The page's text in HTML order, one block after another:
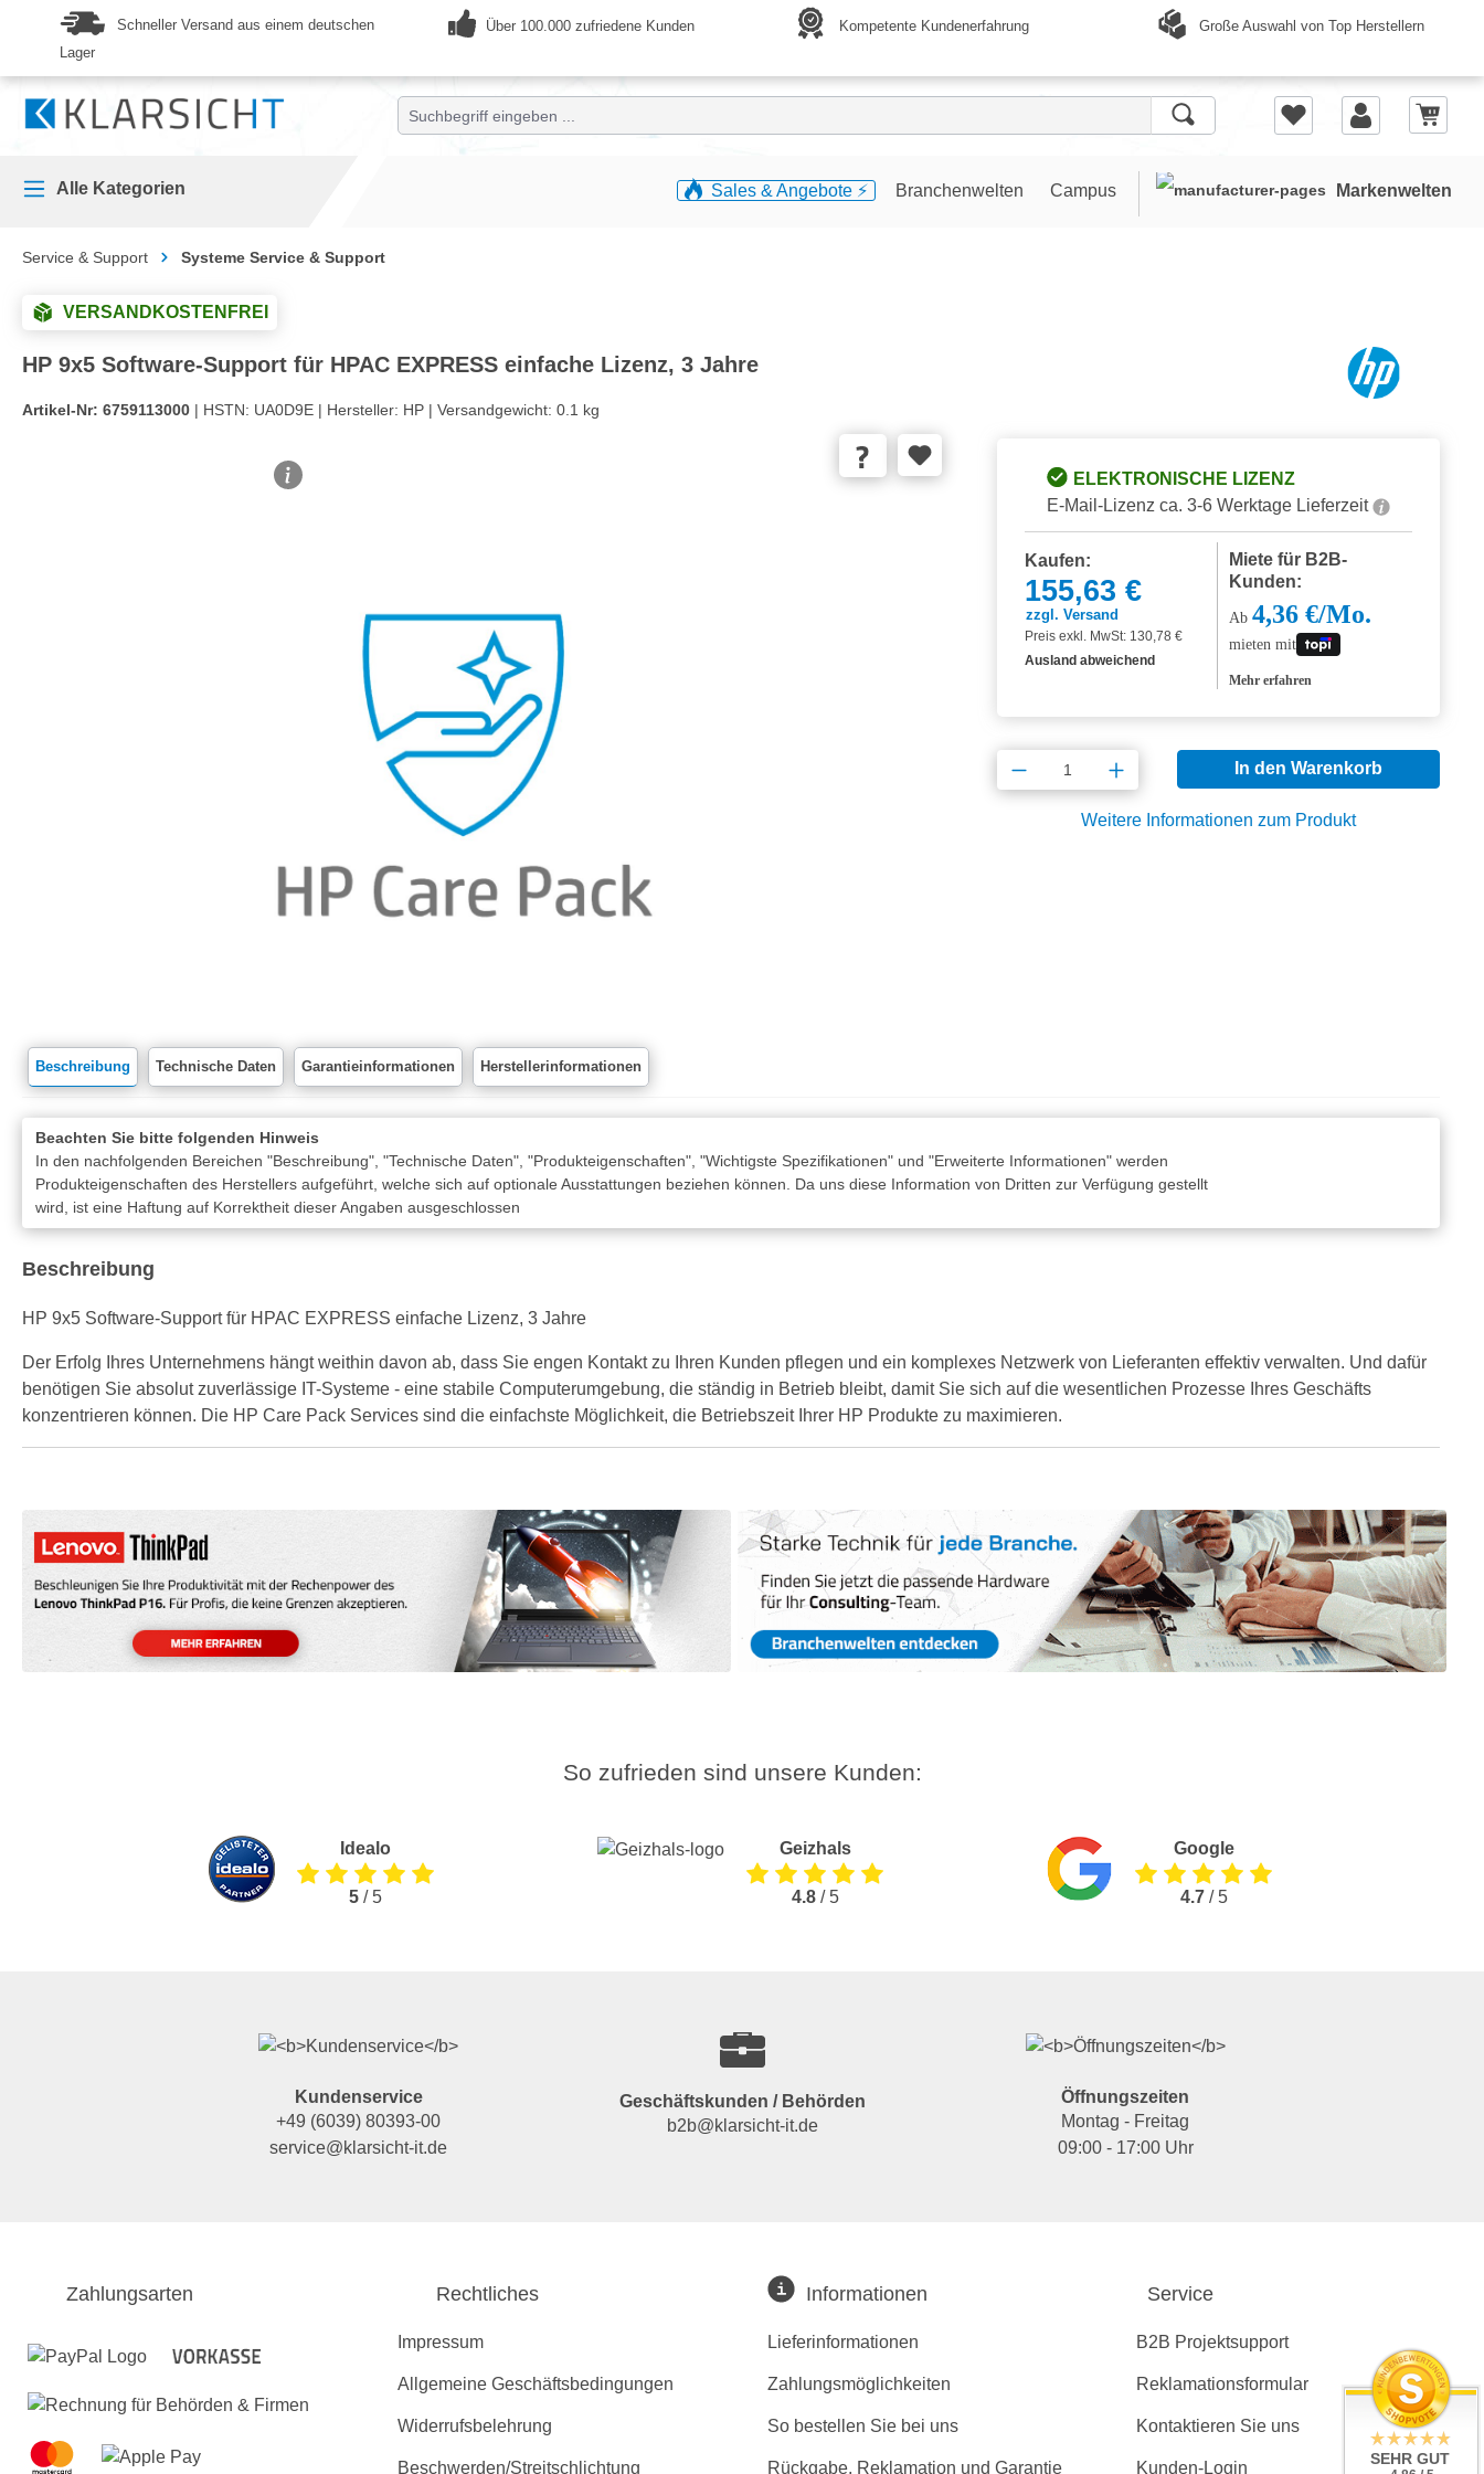
Zur Hauptnavigation springen
Schneller Versand aus einem deutschen
Lager
Über 100.000 zufriedene Kunden Kompetente Kundenerfahrung Große Auswahl von Top Herstellern
Alle Kategorien Sales & Angebote ⚡️ Branchenwelten Campus Markenwelten
Service & Support Systeme Service & Support
VERSANDKOSTENFREI
HP 9x5 Software-Support für HPAC EXPRESS einfache Lizenz, 3 Jahre
Artikel-Nr: 6759113000 | HSTN: UA0D9E | Hersteller: HP | Versandgewicht: 0.1 kg
ELEKTRONISCHE LIZENZ
E-Mail-Lizenz ca. 3-6 Werktage Lieferzeit
Kaufen:
155,63 €
zzgl. Versand
Preis exkl. MwSt: 130,78 €
Ausland abweichend
Miete für B2B-
Kunden:
Ab4,36 €/Mo.
mieten mit
Mehr erfahren
Produkt Anzahl: Gib den gewünschten
In den Warenkorb
Weitere Informationen zum Produkt
Beschreibung Technische Daten Garantieinformationen Herstellerinformationen
Beachten Sie bitte folgenden Hinweis
In den nachfolgenden Bereichen "Beschreibung", "Technische Daten", "Produkteigenschaften", "Wichtigste Spezifikationen" und "Erweiterte Informationen" werden
Produkteigenschaften des Herstellers aufgeführt, welche sich auf optionale Ausstattungen beziehen können. Da uns diese Information von Dritten zur Verfügung gestellt
wird, ist eine Haftung auf Korrektheit dieser Angaben ausgeschlossen
Beschreibung
HP 9x5 Software-Support für HPAC EXPRESS einfache Lizenz, 3 Jahre
Der Erfolg Ihres Unternehmens hängt weithin davon ab, dass Sie engen Kontakt zu Ihren Kunden pflegen und ein komplexes Netzwerk von Lieferanten effektiv verwalten. Und dafür
benötigen Sie absolut zuverlässige IT-Systeme - eine stabile Computerumgebung, die ständig in Betrieb bleibt, damit Sie sich auf die wesentlichen Prozesse Ihres Geschäfts
konzentrieren können. Die HP Care Pack Services sind die einfachste Möglichkeit, die Betriebszeit Ihrer HP Produkte zu maximieren.
So zufrieden sind unsere Kunden:
Idealo
5/ 5
Geizhals
4.8/ 5
Google
4.7/ 5
Kundenservice
+49 (6039) 80393-00
service@klarsicht-it.de
Geschäftskunden / Behörden
b2b@klarsicht-it.de
Öffnungszeiten
Montag - Freitag
09:00 - 17:00 Uhr
Zahlungsarten Rechtliches
Impressum
Allgemeine Geschäftsbedingungen
Widerrufsbelehrung
Beschwerden/Streitschlichtung
Informationen
Lieferinformationen
Zahlungsmöglichkeiten
So bestellen Sie bei uns
Rückgabe, Reklamation und Garantie
Service
B2B Projektsupport
Reklamationsformular
Kontaktieren Sie uns
Kunden-Login SEHR GUT